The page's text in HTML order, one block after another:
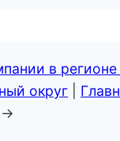
в
округ
→